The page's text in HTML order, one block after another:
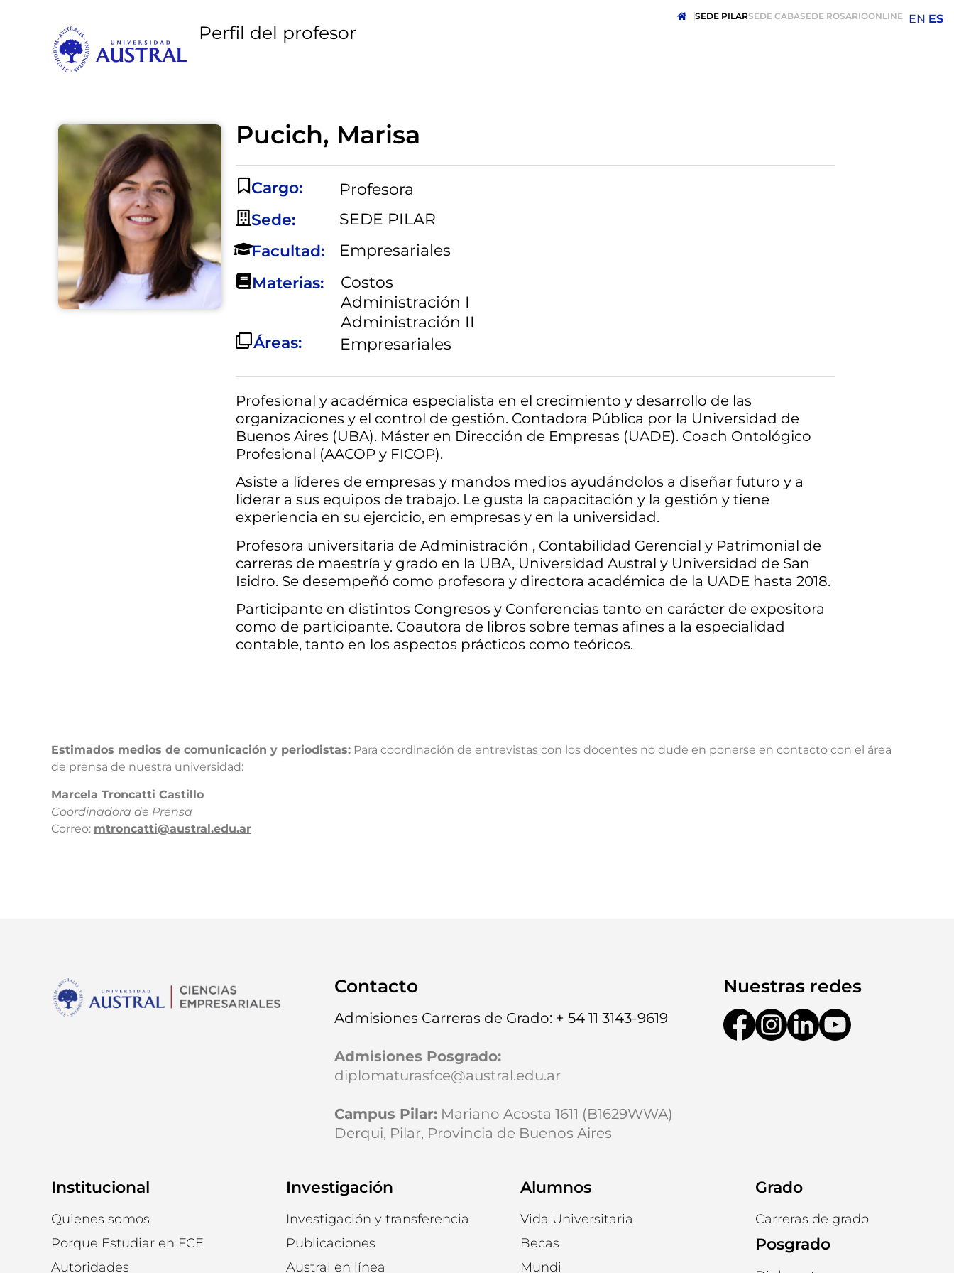
SEDE PILARSEDE CABASEDE ROSARIOONLINE
Perfil del profesor
Pucich, Marisa
Cargo:
Profesora
Sede:
SEDE PILAR
Facultad:
Empresariales
Materias:
Costos
Administración I
Administración II
Áreas:
Empresariales
Profesional y académica especialista en el crecimiento y desarrollo de las
organizaciones y el control de gestión. Contadora Pública por la Universidad de
Buenos Aires (UBA). Máster en Dirección de Empresas (UADE). Coach Ontológico
Profesional (AACOP y FICOP).
Asiste a líderes de empresas y mandos medios ayudándolos a diseñar futuro y a
liderar a sus equipos de trabajo. Le gusta la capacitación y la gestión y tiene
experiencia en su ejercicio, en empresas y en la universidad.
Profesora universitaria de Administración , Contabilidad Gerencial y Patrimonial de
carreras de maestría y grado en la UBA, Universidad Austral y Universidad de San
Isidro. Se desempeñó como profesora y directora académica de la UADE hasta 2018.
Participante en distintos Congresos y Conferencias tanto en carácter de expositora
como de participante. Coautora de libros sobre temas afines a la especialidad
contable, tanto en los aspectos prácticos como teóricos.
Estimados medios de comunicación y periodistas: Para coordinación de entrevistas con los docentes no dude en ponerse en contacto con el área
de prensa de nuestra universidad:​
​Marcela Troncatti Castillo​
Coordinadora de Prensa​
Correo: mtroncatti@austral.edu.ar​
Contacto
Admisiones Carreras de Grado: + 54 11 3143-9619
Admisiones Posgrado:
diplomaturasfce@austral.edu.ar
Campus Pilar:Mariano Acosta 1611 (B1629WWA)
Derqui, Pilar, Provincia de Buenos Aires
Nuestras redes
Institucional
Quienes somos
Porque Estudiar en FCE
Autoridades
Investigación
Investigación y transferencia
Publicaciones
Austral en línea
Alumnos
Vida Universitaria
Becas
Mundi
Grado
Carreras de grado
Posgrado
EN ES